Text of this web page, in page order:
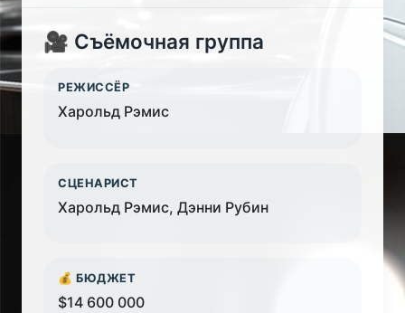
🎥 Съёмочная группа
РЕЖИССЁР
Харольд Рэмис
СЦЕНАРИСТ
Харольд Рэмис, Дэнни Рубин
💰 БЮДЖЕТ
$14 600 000